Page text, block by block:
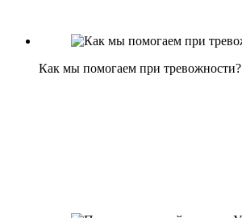
Как мы помогаем при тревожности?